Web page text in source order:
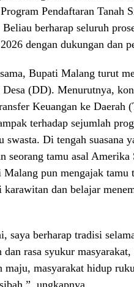
Pendaftaran Tanah
berharap seluruh
dengan dukungan dan
Bupati Malang turut
Desa (DD). Menurutnya,
Keuangan ke Daerah
terhadap sejumlah
Di tengah suasana
seorang tamu asal
pun mengajak tamu
dan belajar
saya berharap tradisi
dan rasa syukur
masyarakat hidup
ungkapnya.